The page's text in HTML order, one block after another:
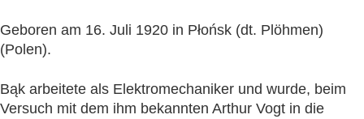
Geboren am 16. Juli 1920 in Płońsk (dt. Plöhmen)
(Polen).
Bąk arbeitete als Elektromechaniker und wurde, beim
Versuch mit dem ihm bekannten Arthur Vogt in die